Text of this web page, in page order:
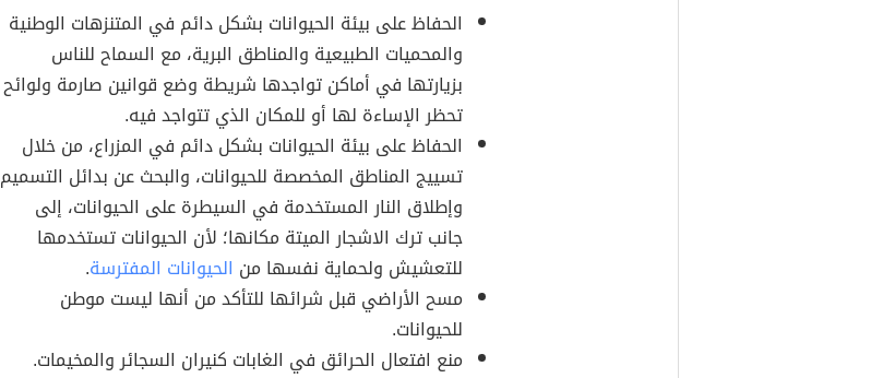
الحفاظ على بيئة الحيوانات بشكل دائم في المتنزهات الوطنية
والمحميات الطبيعية والمناطق البرية، مع السماح للناس
بزيارتها في أماكن تواجدها شريطة وضع قوانين صارمة ولوائح
تحظر الإساءة لها أو للمكان الذي تتواجد فيه.
الحفاظ على بيئة الحيوانات بشكل دائم في المزراع، من خلال
تسييج المناطق المخصصة للحيوانات، والبحث عن بدائل التسميم
وإطلاق النار المستخدمة في السيطرة على الحيوانات، إلى
جانب ترك الاشجار الميتة مكانها؛ لأن الحيوانات تستخدمها
للتعشيش ولحماية نفسها من الحيوانات المفترسة.
مسح الأراضي قبل شرائها للتأكد من أنها ليست موطن
للحيوانات.
منع افتعال الحرائق في الغابات كنيران السجائر والمخيمات.